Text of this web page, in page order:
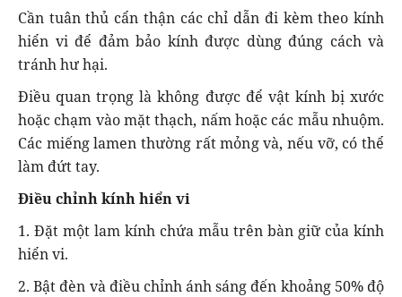
Cần tuân thủ cẩn thận các chỉ dẫn đi kèm theo kính
hiển vi để đảm bảo kính được dùng đúng cách và
tránh hư hại.
Điều quan trọng là không được để vật kính bị xước
hoặc chạm vào mặt thạch, nấm hoặc các mẫu nhuộm.
Các miếng lamen thường rất mỏng và, nếu vỡ, có thể
làm đứt tay.
Điều chỉnh kính hiển vi
1. Đặt một lam kính chứa mẫu trên bàn giữ của kính
hiển vi.
2. Bật đèn và điều chỉnh ánh sáng đến khoảng 50% độ